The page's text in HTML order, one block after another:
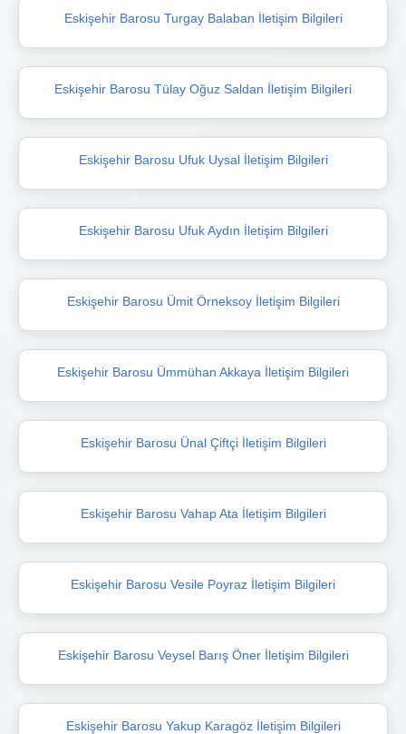
Eskişehir Barosu Turgay Balaban İletişim Bilgileri
Eskişehir Barosu Tülay Oğuz Saldan İletişim Bilgileri
Eskişehir Barosu Ufuk Uysal İletişim Bilgileri
Eskişehir Barosu Ufuk Aydın İletişim Bilgileri
Eskişehir Barosu Ümit Örneksoy İletişim Bilgileri
Eskişehir Barosu Ümmühan Akkaya İletişim Bilgileri
Eskişehir Barosu Ünal Çiftçi İletişim Bilgileri
Eskişehir Barosu Vahap Ata İletişim Bilgileri
Eskişehir Barosu Vesile Poyraz İletişim Bilgileri
Eskişehir Barosu Veysel Barış Öner İletişim Bilgileri
Eskişehir Barosu Yakup Karagöz İletişim Bilgileri